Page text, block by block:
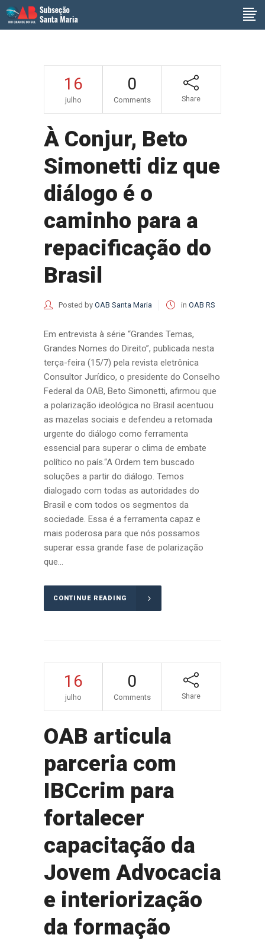
16
julho
0
Comments Share
À Conjur, Beto
Simonetti diz que
diálogo é o
caminho para a
repacificação do
Brasil
Posted by OAB Santa Maria in OAB RS
Em entrevista à série “Grandes Temas,
Grandes Nomes do Direito”, publicada nesta
terça-feira (15/7) pela revista eletrônica
Consultor Jurídico, o presidente do Conselho
Federal da OAB, Beto Simonetti, afirmou que
a polarização ideológica no Brasil acentuou
as mazelas sociais e defendeu a retomada
urgente do diálogo como ferramenta
essencial para superar o clima de embate
político no país.“A Ordem tem buscado
soluções a partir do diálogo. Temos
dialogado com todas as autoridades do
Brasil e com todos os segmentos da
sociedade. Essa é a ferramenta capaz e
mais poderosa para que nós possamos
superar essa grande fase de polarização
que...
CONTINUE READING
16
julho
0
Comments Share
OAB articula
parceria com
IBCcrim para
fortalecer
capacitação da
Jovem Advocacia
e interiorização
da formação